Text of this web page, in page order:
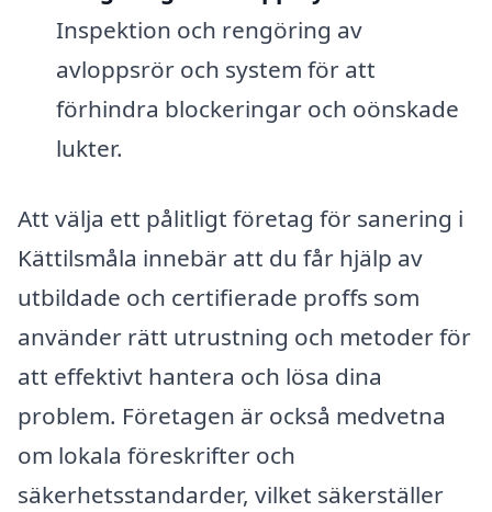
Inspektion och rengöring av
avloppsrör och system för att
förhindra blockeringar och oönskade
lukter.
Att välja ett pålitligt företag för sanering i
Kättilsmåla innebär att du får hjälp av
utbildade och certifierade proffs som
använder rätt utrustning och metoder för
att effektivt hantera och lösa dina
problem. Företagen är också medvetna
om lokala föreskrifter och
säkerhetsstandarder, vilket säkerställer